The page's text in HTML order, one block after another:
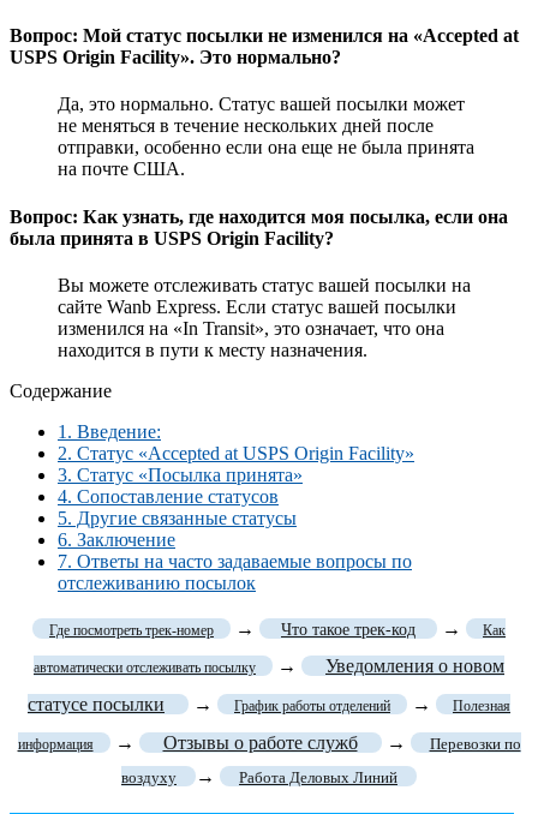
Вопрос: Мой статус посылки не изменился на «Accepted at
USPS Origin Facility». Это нормально?
Да, это нормально. Статус вашей посылки может
не меняться в течение нескольких дней после
отправки, особенно если она еще не была принята
на почте США.
Вопрос: Как узнать, где находится моя посылка, если она
была принята в USPS Origin Facility?
Вы можете отслеживать статус вашей посылки на
сайте Wanb Express. Если статус вашей посылки
изменился на «In Transit», это означает, что она
находится в пути к месту назначения.
Содержание
1. Введение:
2. Статус «Accepted at USPS Origin Facility»
3. Статус «Посылка принята»
4. Сопоставление статусов
5. Другие связанные статусы
6. Заключение
7. Ответы на часто задаваемые вопросы по
отслеживанию посылок
Где посмотреть трек-номер → Что такое трек-код → Как
автоматически отслеживать посылку →
Уведомления о новом
статусе посылки
→ График работы отделений → Полезная
информация → Отзывы о работе служб →
Перевозки по
воздуху
→ Работа Деловых Линий